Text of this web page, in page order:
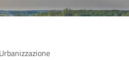
Urbanizzazione